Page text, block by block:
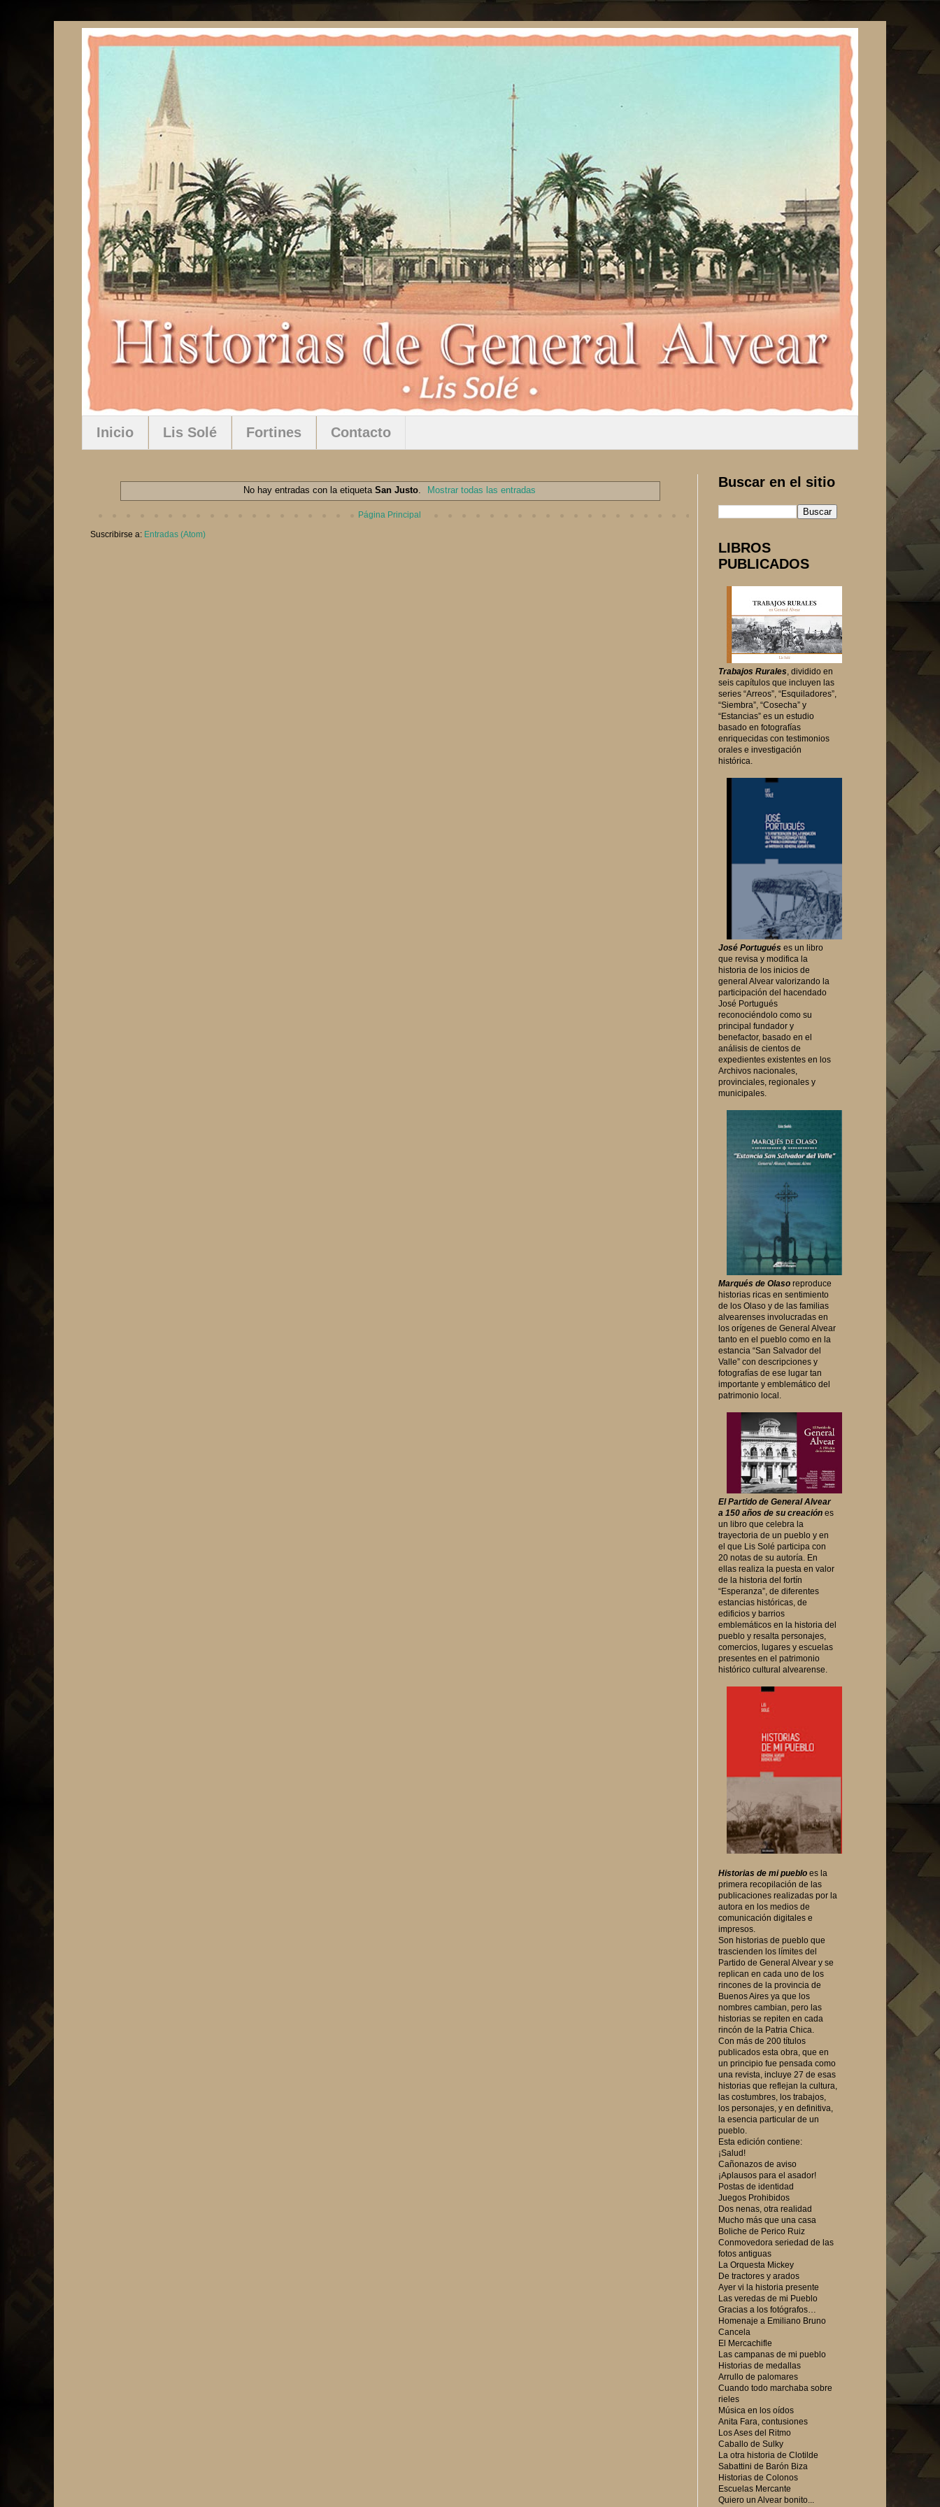
Inicio Lis Solé Fortines Contacto
No hay entradas con la etiqueta San Justo. Mostrar todas las entradas
Página Principal
Suscribirse a: Entradas (Atom)
Buscar en el sitio
LIBROS
PUBLICADOS
Trabajos Rurales, dividido en
seis capítulos que incluyen las
series “Arreos”, “Esquiladores”,
“Siembra”, “Cosecha” y
“Estancias” es un estudio
basado en fotografías
enriquecidas con testimonios
orales e investigación
histórica.
José Portugués es un libro
que revisa y modifica la
historia de los inicios de
general Alvear valorizando la
participación del hacendado
José Portugués
reconociéndolo como su
principal fundador y
benefactor, basado en el
análisis de cientos de
expedientes existentes en los
Archivos nacionales,
provinciales, regionales y
municipales.
Marqués de Olaso reproduce
historias ricas en sentimiento
de los Olaso y de las familias
alvearenses involucradas en
los orígenes de General Alvear
tanto en el pueblo como en la
estancia “San Salvador del
Valle” con descripciones y
fotografías de ese lugar tan
importante y emblemático del
patrimonio local.
El Partido de General Alvear
a 150 años de su creación es
un libro que celebra la
trayectoria de un pueblo y en
el que Lis Solé participa con
20 notas de su autoría. En
ellas realiza la puesta en valor
de la historia del fortín
“Esperanza”, de diferentes
estancias históricas, de
edificios y barrios
emblemáticos en la historia del
pueblo y resalta personajes,
comercios, lugares y escuelas
presentes en el patrimonio
histórico cultural alvearense.
Historias de mi pueblo es la
primera recopilación de las
publicaciones realizadas por la
autora en los medios de
comunicación digitales e
impresos.
Son historias de pueblo que
trascienden los límites del
Partido de General Alvear y se
replican en cada uno de los
rincones de la provincia de
Buenos Aires ya que los
nombres cambian, pero las
historias se repiten en cada
rincón de la Patria Chica.
Con más de 200 títulos
publicados esta obra, que en
un principio fue pensada como
una revista, incluye 27 de esas
historias que reflejan la cultura,
las costumbres, los trabajos,
los personajes, y en definitiva,
la esencia particular de un
pueblo.
Esta edición contiene:
¡Salud!
Cañonazos de aviso
¡Aplausos para el asador!
Postas de identidad
Juegos Prohibidos
Dos nenas, otra realidad
Mucho más que una casa
Boliche de Perico Ruiz
Conmovedora seriedad de las
fotos antiguas
La Orquesta Mickey
De tractores y arados
Ayer vi la historia presente
Las veredas de mi Pueblo
Gracias a los fotógrafos…
Homenaje a Emiliano Bruno
Cancela
El Mercachifle
Las campanas de mi pueblo
Historias de medallas
Arrullo de palomares
Cuando todo marchaba sobre
rieles
Música en los oídos
Anita Fara, contusiones
Los Ases del Ritmo
Caballo de Sulky
La otra historia de Clotilde
Sabattini de Barón Biza
Historias de Colonos
Escuelas Mercante
Quiero un Alvear bonito...